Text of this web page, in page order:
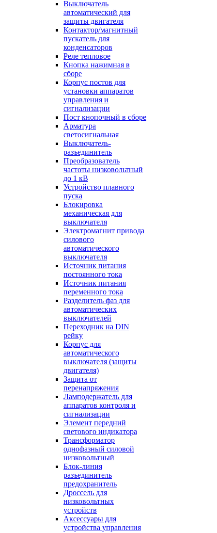
Выключатель
автоматический для
защиты двигателя
Контактор/магнитный
пускатель для
конденсаторов
Реле тепловое
Кнопка нажимная в
сборе
Корпус постов для
установки аппаратов
управления и
сигнализации
Пост кнопочный в сборе
Арматура
светосигнальная
Выключатель-
разъединитель
Преобразователь
частоты низковольтный
до 1 кВ
Устройство плавного
пуска
Блокировка
механическая для
выключателя
Электромагнит привода
силового
автоматического
выключателя
Источник питания
постоянного тока
Источник питания
переменного тока
Разделитель фаз для
автоматических
выключателей
Переходник на DIN
рейку
Корпус для
автоматического
выключателя (защиты
двигателя)
Защита от
перенапряжения
Ламподержатель для
аппаратов контроля и
сигнализации
Элемент передний
светового индикатора
Трансформатор
однофазный силовой
низковольтный
Блок-линия
разъединитель
предохранитель
Дроссель для
низковольтных
устройств
Аксессуары для
устройства управления